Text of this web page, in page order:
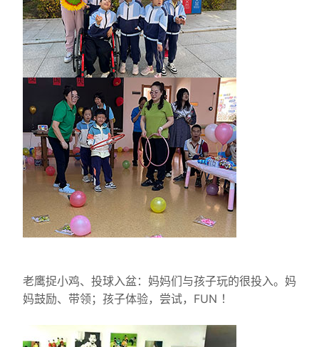
老鹰捉小鸡、投球入盆：妈妈们与孩子玩的很投入。妈
妈鼓励、带领；孩子体验，尝试，FUN ！